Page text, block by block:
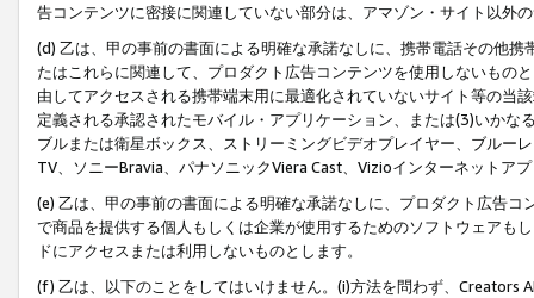
告コンテンツに密接に関連していない部分は、アマゾン・サイト以外
(d) 乙は、甲の事前の書面による明確な承諾なしに、携帯電話その他
たはこれらに関連して、プロダクト広告コンテンツを使用しないもの
由してアクセスされる携帯端末用に最適化されていないサイト等の当
定義される承認されたモバイル・アプリケーション、または(3)いか
ブルまたは衛星ボックス、ストリーミングビデオプレイヤー、ブルー
TV、ソニーBravia、パナソニックViera Cast、Vizioインターネットア
(e) 乙は、甲の事前の書面による明確な承諾なしに、プロダクト広告
で商品を提供する個人もしくは企業が使用するためのソフトウェアも
ドにアクセスまたは利用しないものとします。
(f) 乙は、以下のことをしてはいけません。(i)方法を問わず、Creators